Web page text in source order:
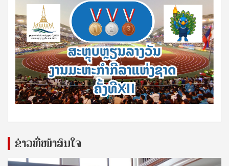
ຂ່າວທີ່ໜ້າສົນໃຈ